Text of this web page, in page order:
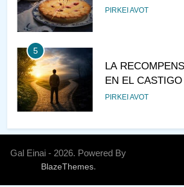
PIRKEI AVOT
5
LA
EN EL CASTIGO
PIRKEI AVOT
6
¿DE DÓNDE
Gal Einai - 2026. Powered By
BlazeThemes.